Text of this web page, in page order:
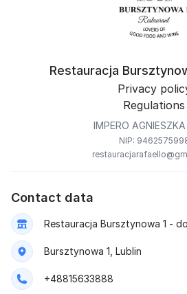
Restauracja
Privacy
Regulations
IMPERO
NIP:
Contact data
Restauracja Bursztynowa 1 -
Bursztynowa 1, Lublin
+48815633888